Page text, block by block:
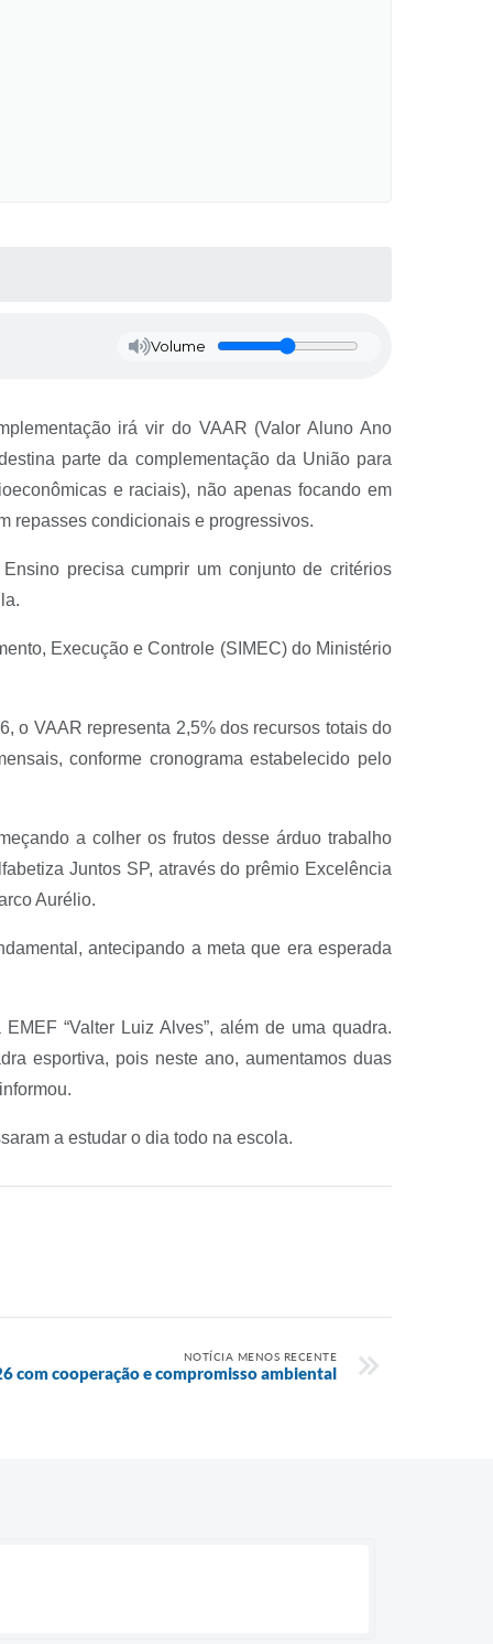
Volume
irá vir do VAAR (Valor Aluno Ano
parte da complementação da União para
e raciais), não apenas focando em
repasses condicionais e progressivos.
precisa cumprir um conjunto de critérios
Execução e Controle (SIMEC) do Ministério
o VAAR representa 2,5% dos recursos totais do
conforme cronograma estabelecido pelo
a colher os frutos desse árduo trabalho
Juntos SP, através do prêmio Excelência
Aurélio.
antecipando a meta que era esperada
“Valter Luiz Alves”, além de uma quadra.
esportiva, pois neste ano, aumentamos duas
a estudar o dia todo na escola.
NOTÍCIA MENOS RECENTE
com cooperação e compromisso ambiental